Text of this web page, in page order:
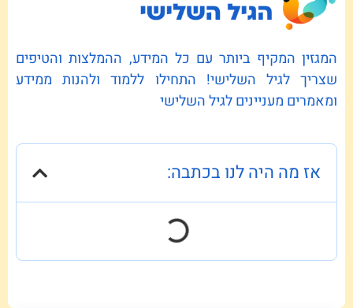
המגזין המקיף ביותר עם כל המידע, ההמלצות והטיפים
שצריך לגיל השלישי! התחילו ללמוד ולהנות ממידע
ומאמרים מעניינים לגיל השלישי
אז מה היה לנו בכתבה: